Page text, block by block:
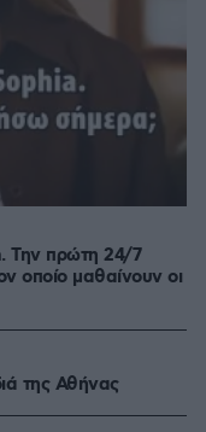
Την πρώτη 24/7
οποίο μαθαίνουν οι
της Αθήνας